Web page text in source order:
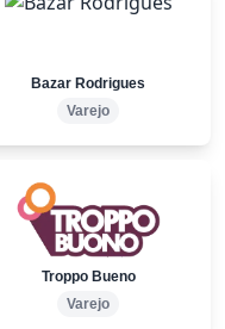
Bazar Rodrigues
Varejo
Troppo Bueno
Varejo